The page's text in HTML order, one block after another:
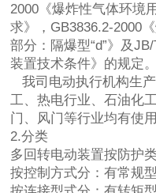
2000《爆炸性气体环境
求》，GB3836.2-2000
部分：隔爆型“d”》及
装置技术条件》的规定。
我司电动执行机构生
工、热电行业、石油化
门、风门等行业均有使用
2.分类
多回转电动装置按防护
按控制方式分：有常规